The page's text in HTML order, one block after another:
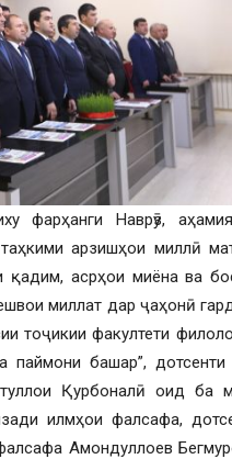
фарҳанги Наврӯз,
арзишҳои миллӣ
қадим, асрҳои миёна ва
миллат дар ҷаҳонӣ
тоҷикии факултети
башар”,
Қурбоналӣ оид ба
илмҳои фалсафа,
Амондуллоев